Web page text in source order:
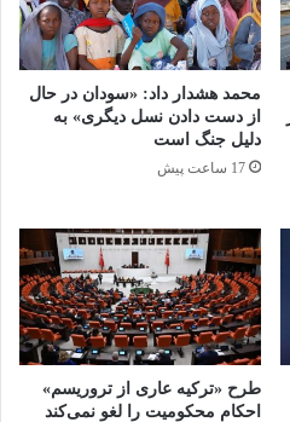
جنگ صلح
کپی لینک
محمد هشدار داد: «سودان در حال
از دست دادن نسل دیگری» به
دلیل جنگ است
17 ساعت پیش
طرح «ترکیه عاری از تروریسم»
احکام محکومیت را لغو نمی‌کند